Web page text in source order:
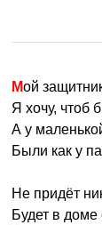
Мой
Я хочу, чтоб
А у
Были как у
Не придёт
Будет в доме